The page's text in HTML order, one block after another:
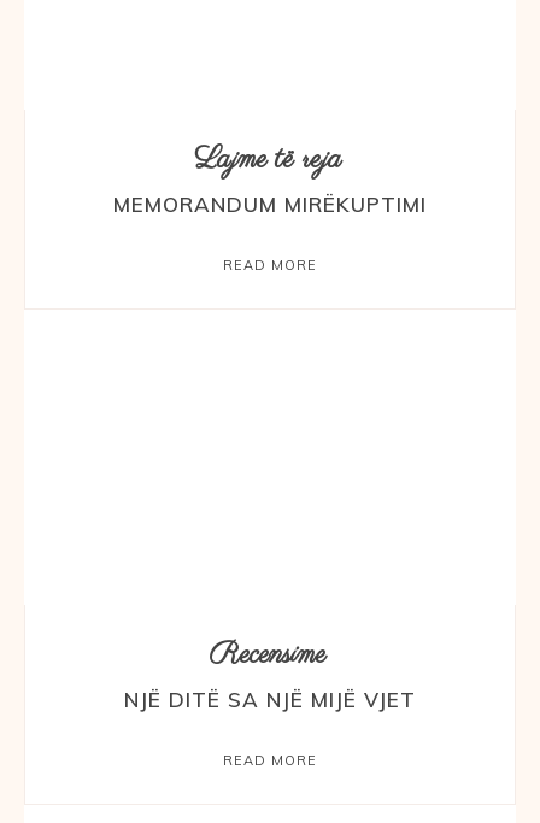
Lajme të reja
MEMORANDUM MIRËKUPTIMI
READ MORE
Recensime
NJË DITË SA NJË MIJË VJET
READ MORE